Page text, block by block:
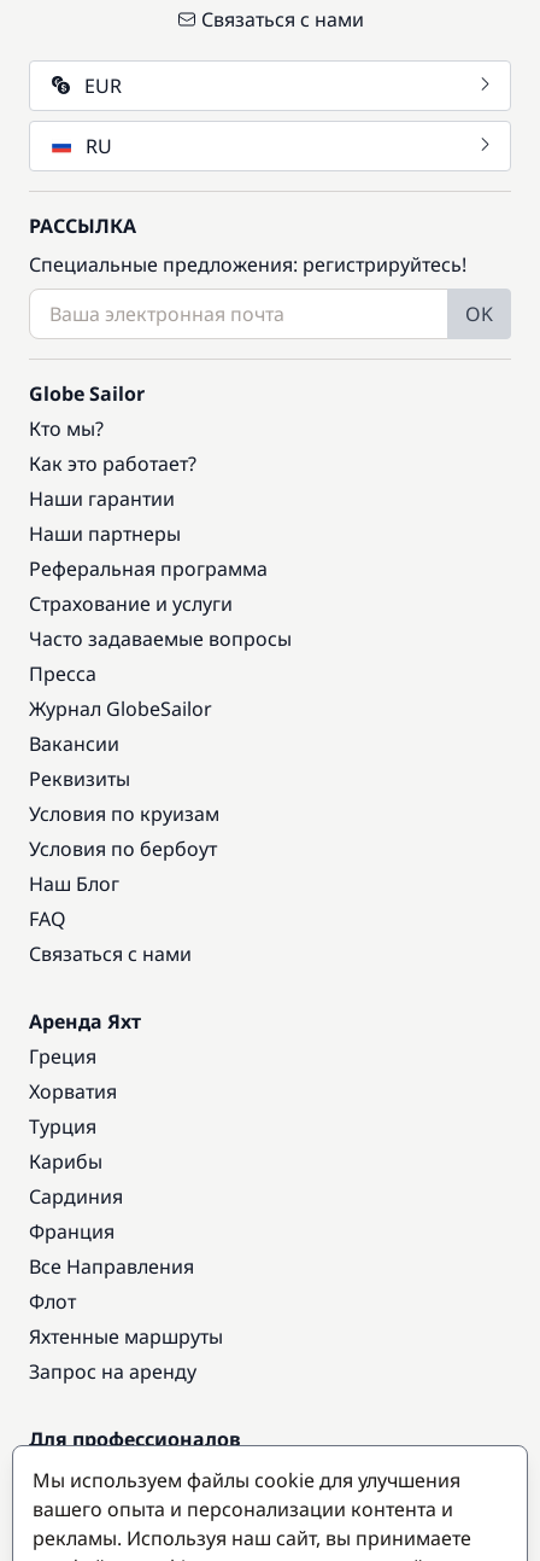
Связаться с нами
EUR
RU
РАССЫЛКА
Специальные предложения: регистрируйтесь!
OK
Globe Sailor
Кто мы?
Как это работает?
Наши гарантии
Наши партнеры
Реферальная программа
Страхование и услуги
Часто задаваемые вопросы
Пресса
Журнал GlobeSailor
Вакансии
Реквизиты
Условия по круизам
Условия по бербоут
Наш Блог
FAQ
Связаться с нами
Аренда Яхт
Греция
Хорватия
Турция
Карибы
Сардиния
Франция
Все Направления
Флот
Яхтенные маршруты
Запрос на аренду
Для профессионалов
Доступ про
Стать партнером
Мы используем файлы cookie для улучшения
вашего опыта и персонализации контента и
рекламы. Используя наш сайт, вы принимаете